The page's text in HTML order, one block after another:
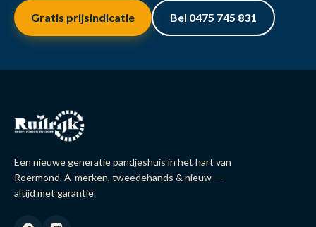
Gratis prijsindicatie Bel 0475 745 831
Een nieuwe generatie pandjeshuis in het hart van
Roermond. A-merken, tweedehands & nieuw —
altijd met garantie.